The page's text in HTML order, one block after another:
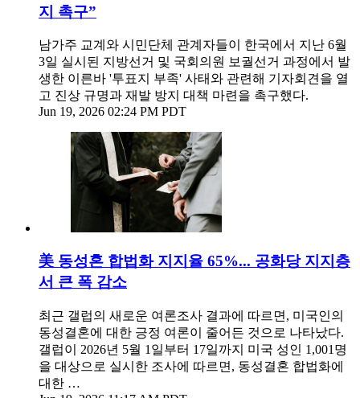
지 촉구”
남가주 교계와 시민단체 관계자들이 한국에서 지난 6월
3일 실시된 지방선거 및 국회의원 보궐선거 과정에서 발
생한 이른바 '투표지 부족' 사태와 관련해 기자회견을 열
고 진상 규명과 재발 방지 대책 마련을 촉구했다.
Jun 19, 2026 02:24 PM PDT
美 동성혼 합법화 지지율 65%... 공화당 지지층
서 큰 폭 감소
최근 갤럽의 새로운 여론조사 결과에 따르면, 미국인의
동성결혼에 대한 긍정 여론이 줄어든 것으로 나타났다.
갤럽이 2026년 5월 1일부터 17일까지 미국 성인 1,001명
을 대상으로 실시한 조사에 따르면, 동성결혼 합법화에
대한 …